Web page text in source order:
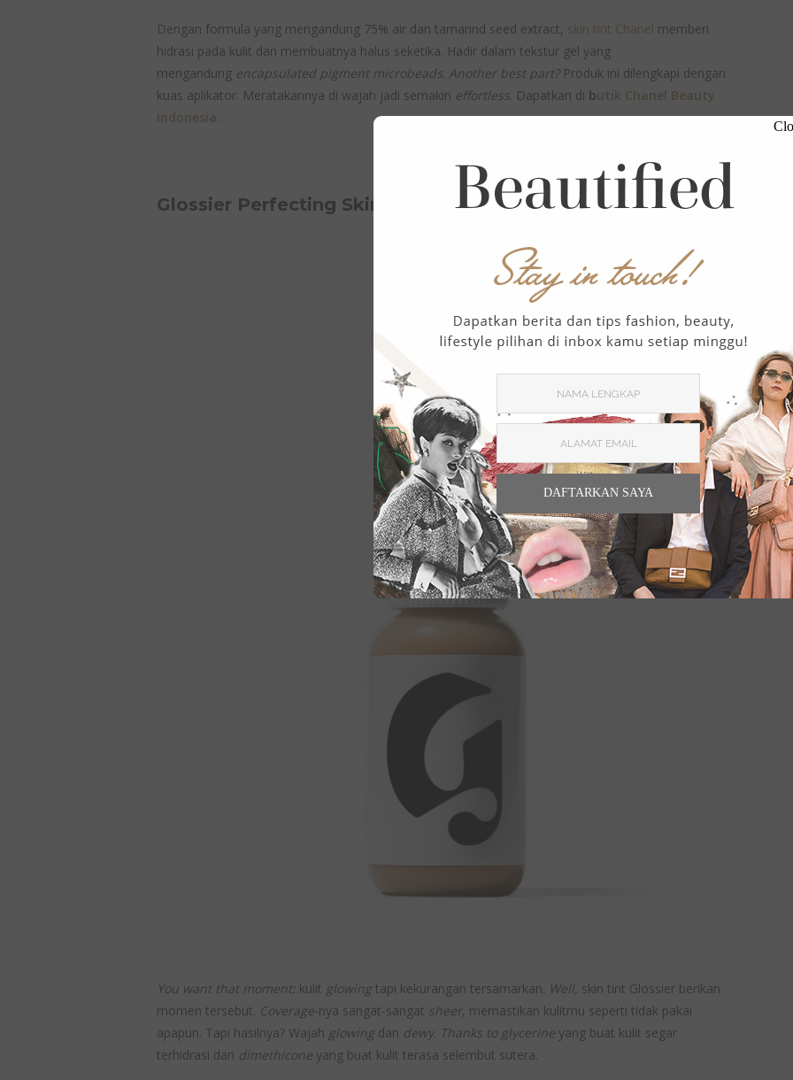
Dengan formula yang mengandung 75% air dan tamarind seed extract, skin tint Chanel memberi
hidrasi pada kulit dan membuatnya halus seketika. Hadir dalam tekstur gel yang
mengandung encapsulated pigment microbeads. Another best part?Produk ini dilengkapi dengan
kuas aplikator. Meratakannya di wajah jadi semakin effortless. Dapatkan di butik Chanel Beauty
Indonesia.
Glossier Perfecting Skin Tint
You want that moment: kulit glowing tapi kekurangan tersamarkan. Well, skin tint Glossier berikan
momen tersebut. Coverage-nya sangat-sangat sheer, memastikan kulitmu seperti tidak pakai
apapun. Tapi hasilnya? Wajah glowing dan dewy. Thanks to glycerine yang buat kulit segar
terhidrasi dan dimethicone yang buat kulit terasa selembut sutera.
DAFTARKAN SAYA